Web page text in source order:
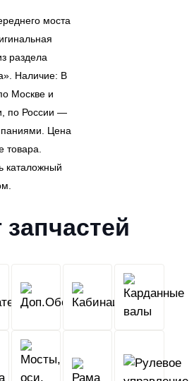
моста
раздела
Наличие: В
Москве и
по России —
Цена
товара.
каталожный
запчастей
Двигатель Кабина
КПП
оси,
Рама